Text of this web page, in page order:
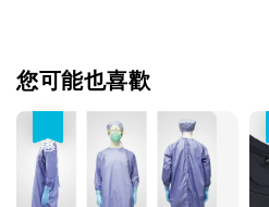
您可能也喜歡